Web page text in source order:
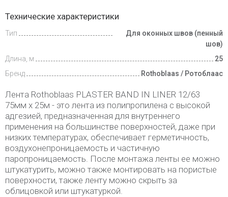
и оплата
Технические характеристики
Тип
Для оконных швов (пенный
шов)
Длина, м
25
Бренд
Rothoblaas / Ротоблаас
Лента Rothoblaas PLASTER BAND IN LINER 12/63
75мм х 25м - это лента из полипропилена с высокой
адгезией, предназначенная для внутреннего
применения на большинстве поверхностей, даже при
низких температурах, обеспечивает герметичность,
воздухонепроницаемость и частичную
паропроницаемость. После монтажа ленты ее можно
штукатурить, можно также монтировать на пористые
поверхности, также ленту можно скрыть за
облицовкой или штукатуркой.